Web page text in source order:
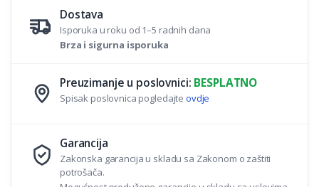
Dostava
Isporuka u roku od 1–5 radnih dana
Brza i sigurna isporuka
Preuzimanje u poslovnici: BESPLATNO
Spisak poslovnica pogledajte ovdje
Garancija
Zakonska garancija u skladu sa Zakonom o zaštiti
potrošača.